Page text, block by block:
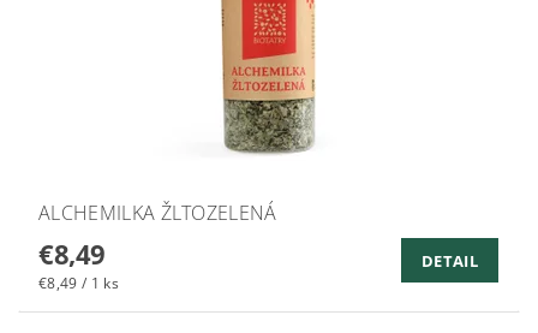
ALCHEMILKA ŽLTOZELENÁ
€8,49
€8,49 / 1 ks
DETAIL